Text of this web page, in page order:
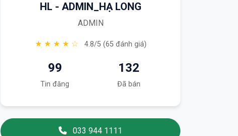
HL - ADMIN_HẠ LONG
ADMIN
★ ★ ★ ★ ☆ 4.8/5 (65 đánh giá)
99
Tin đăng
132
Đã bán
033 944 1111